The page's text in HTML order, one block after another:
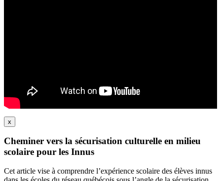
x
Cheminer vers la sécurisation culturelle en milieu
scolaire pour les Innus
Cet article vise à comprendre l’expérience scolaire des élèves innus